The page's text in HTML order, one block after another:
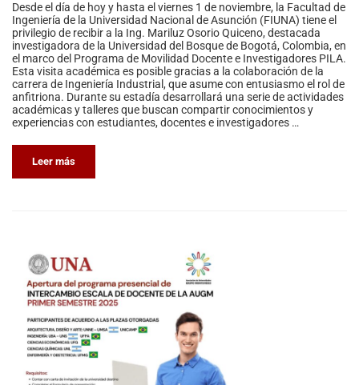
Desde el día de hoy y hasta el viernes 1 de noviembre, la Facultad de
Ingeniería de la Universidad Nacional de Asunción (FIUNA) tiene el
privilegio de recibir a la Ing. Mariluz Osorio Quiceno, destacada
investigadora de la Universidad del Bosque de Bogotá, Colombia, en
el marco del Programa de Movilidad Docente e Investigadores PILA.
Esta visita académica es posible gracias a la colaboración de la
carrera de Ingeniería Industrial, que asume con entusiasmo el rol de
anfitriona. Durante su estadía desarrollará una serie de actividades
académicas y talleres que buscan compartir conocimientos y
experiencias con estudiantes, docentes e investigadores …
Leer más